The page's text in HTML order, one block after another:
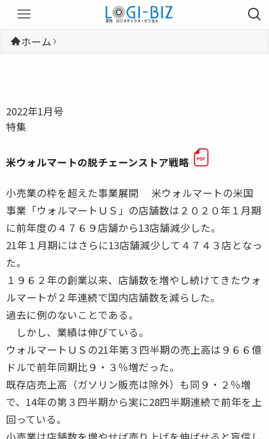
ホーム
2022年1月号
特集
米ウォルマートの脱チェーンストア戦略
小売業の枠を超えた事業展開 米ウォルマートの米国
事業「ウォルマートＵＳ」の店舗数は２０２０年１月期
に前年度の４７６９店舗から13店舗減少した。
21年１月期にはさらに13店舗減少して４７４３店となっ
た。
１９６２年の創業以来、店舗数を増やし続けてきたウォ
ルマートが２年連続で国内店舗数を減らした。
過去に例のないことである。
しかし、業績は伸びている。
ウォルマートＵＳの21年第３四半期の売上高は９６６億
ドルで前年同期比９・３％増だった。
既存店売上高（ガソリン販売は除外）も同９・２％増
で、14年の第３四半期から実に28四半期連続で前年を上
回っている。